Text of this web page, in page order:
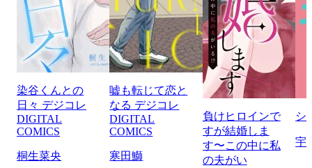
染谷くんとの
日々 デジコレ
DIGITAL
COMICS
桐生菜央
嘘も転じて恋と
なる デジコレ
DIGITAL
COMICS
寒田鰤
負けヒロインで
すが結婚しま
す〜この中に私
の夫がい
シ
宇